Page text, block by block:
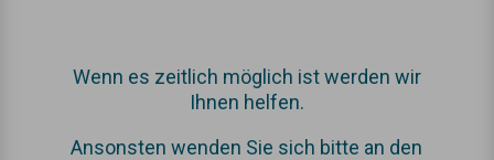
Wenn es zeitlich möglich ist werden wir
Ihnen helfen.
Ansonsten wenden Sie sich bitte an den